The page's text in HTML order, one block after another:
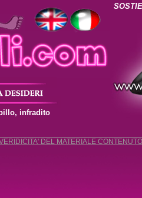
infradito
DEL MATERIALE CONTENUTO